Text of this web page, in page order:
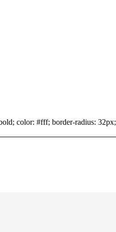
color: #fff; border-radius: 32px;